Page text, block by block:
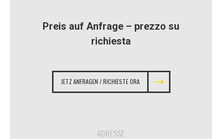
Preis auf Anfrage – prezzo su
richiesta
JETZ ANFRAGEN / RICHIESTE ORA
ADRESSE